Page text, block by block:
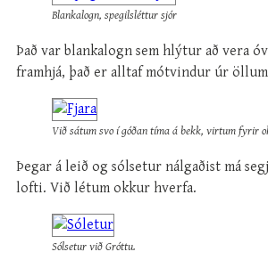
Blankalogn, spegilsléttur sjór
Það var blankalogn sem hlýtur að vera
framhjá, það er alltaf mótvindur úr
Við sátum svo í góðan tíma á bekk, virtum fyrir
Þegar á leið og sólsetur nálgaðist má
lofti. Við létum okkur hverfa.
Sólsetur við Gróttu.